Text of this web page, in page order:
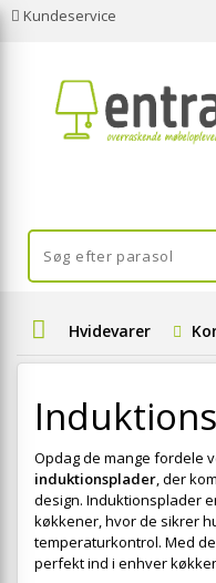
Kundeservice
Hvidevarer
Opdag de mange fordele
induktionsplader, der
design. Induktionsplader
køkkener, hvor de sikrer
temperaturkontrol. Med
perfekt ind i enhver